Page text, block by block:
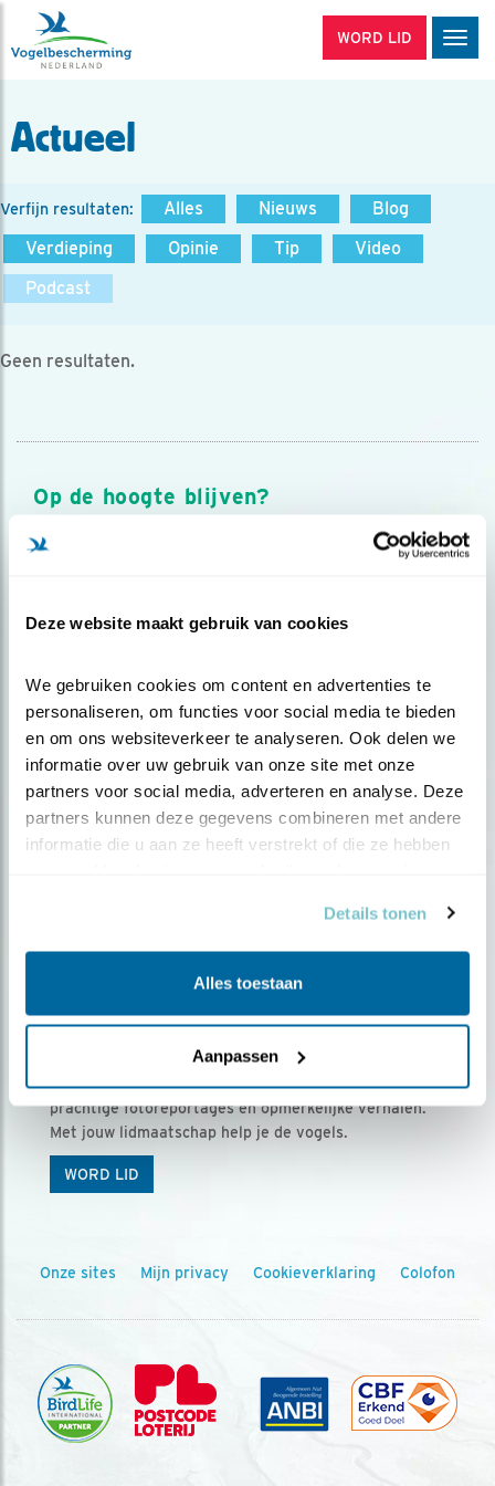
Deze website maakt gebruik van cookies
We gebruiken cookies om content en advertenties te
personaliseren, om functies voor social media te bieden
en om ons websiteverkeer te analyseren. Ook delen we
informatie over uw gebruik van onze site met onze
partners voor social media, adverteren en analyse. Deze
partners kunnen deze gegevens combineren met andere
informatie die u aan ze heeft verstrekt of die ze hebben
Details tonen
Alles toestaan
Aanpassen
WORD LID
Actueel
Verfijn resultaten: Alles Nieuws
Blog
Verdieping
Opinie Tip
Video
Podcast
Geen resultaten.
Op de hoogte blijven?
Meld je aan en ontvang nieuws, inspiratie, acties en tips
over vogels en activiteiten van Vogelbescherming.
Ontvang 5 x Vogels voor € 36,00 per jaar
Vogels is het tijdschrift voor onze leden, met
prachtige fotoreportages en opmerkelijke verhalen.
Met jouw lidmaatschap help je de vogels.
WORD LID
Onze sites Mijn privacy Cookieverklaring Colofon